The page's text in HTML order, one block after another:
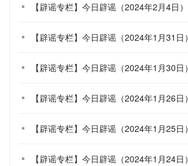
【辟谣专栏】今日辟谣（2024年2月4日）
【辟谣专栏】今日辟谣（2024年1月31日）
【辟谣专栏】今日辟谣（2024年1月30日）
【辟谣专栏】今日辟谣（2024年1月26日）
【辟谣专栏】今日辟谣（2024年1月25日）
【辟谣专栏】今日辟谣（2024年1月24日）